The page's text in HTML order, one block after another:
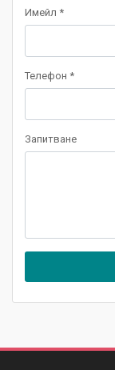
Имейл *
Телефон *
Запитване